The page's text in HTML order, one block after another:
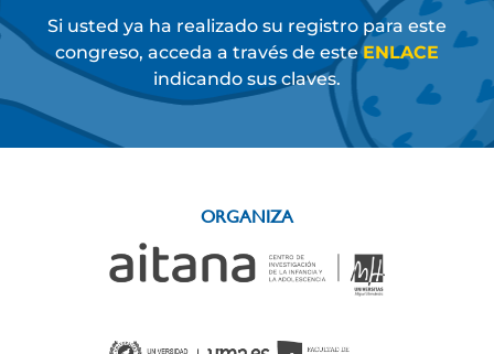
Si usted ya ha realizado su registro para este
congreso, acceda a través de esteENLACE
indicando sus claves.
ORGANIZA